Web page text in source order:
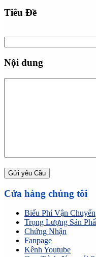
Tiêu Đề
Nội dung
Cửa hàng chúng tôi
Biểu Phí Vận Chuyển
Trọng Lượng Sản
Chứng Nhận
Fanpage
Kênh Youtube